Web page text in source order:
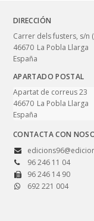
DIRECCIÓN
Carrer dels fusters, s/n
46670 La Pobla Llarga
España
APARTADO POSTAL
Apartat de correus 23
46670 La Pobla Llarga
España
CONTACTA CON
96 246 11 04
96 246 14 90
692 221 004